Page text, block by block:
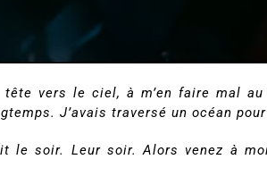
vers le ciel, à m’en faire mal
J’avais traversé un océan
le soir. Leur soir. Alors venez à